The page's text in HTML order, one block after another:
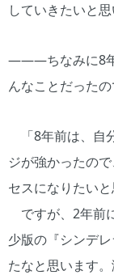
していきたいと思
―――ちなみに8年
んなことだったの
「8年前は、自
ジが強かったの
セスになりたい
ですが、2年前
少版の『シンデ
たなと思います